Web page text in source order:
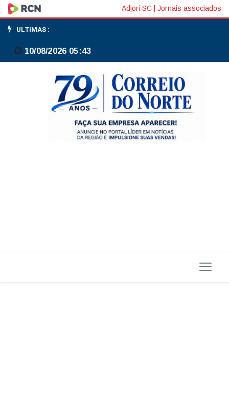
Família
da
escultora
Conceição
Bugres
apresenta
Adjori SC Jornais associados
ULTIMAS :
10/08/2026 05:43